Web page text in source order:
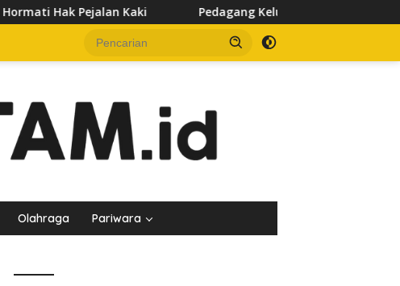
Pedagang Keluhkan Sepinya Pasar Pagi Samarinda, Minta
Olahraga Pariwara